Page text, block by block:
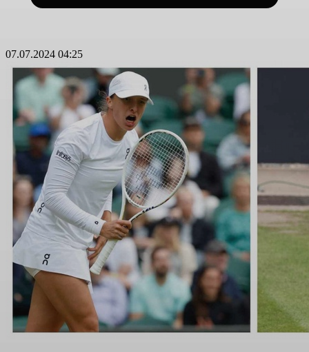
07.07.2024 04:25